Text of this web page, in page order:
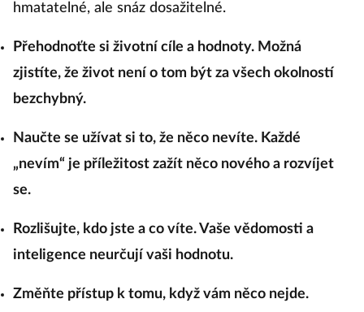
hmatatelné, ale snáz dosažitelné.
Přehodnoťte si životní cíle a hodnoty. Možná
zjistíte, že život není o tom být za všech okolností
bezchybný.
Naučte se užívat si to, že něco nevíte. Každé
„nevím“ je příležitost zažít něco nového a rozvíjet
se.
Rozlišujte, kdo jste a co víte. Vaše vědomosti a
inteligence neurčují vaši hodnotu.
Změňte přístup k tomu, když vám něco nejde.